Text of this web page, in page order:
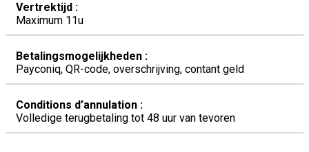
Vertrektijd :
Maximum 11u
Betalingsmogelijkheden :
Payconiq, QR-code, overschrijving, contant geld
Conditions d’annulation :
Volledige terugbetaling tot 48 uur van tevoren